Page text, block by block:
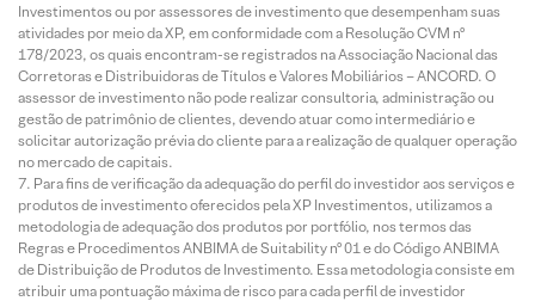
Investimentos ou por assessores de investimento que desempenham suas
atividades por meio da XP, em conformidade com a Resolução CVM nº
178/2023, os quais encontram-se registrados na Associação Nacional das
Corretoras e Distribuidoras de Títulos e Valores Mobiliários – ANCORD. O
assessor de investimento não pode realizar consultoria, administração ou
gestão de patrimônio de clientes, devendo atuar como intermediário e
solicitar autorização prévia do cliente para a realização de qualquer operação
no mercado de capitais.
Para fins de verificação da adequação do perfil do investidor aos serviços e
produtos de investimento oferecidos pela XP Investimentos, utilizamos a
metodologia de adequação dos produtos por portfólio, nos termos das
Regras e Procedimentos ANBIMA de Suitability nº 01 e do Código ANBIMA
de Distribuição de Produtos de Investimento. Essa metodologia consiste em
atribuir uma pontuação máxima de risco para cada perfil de investidor